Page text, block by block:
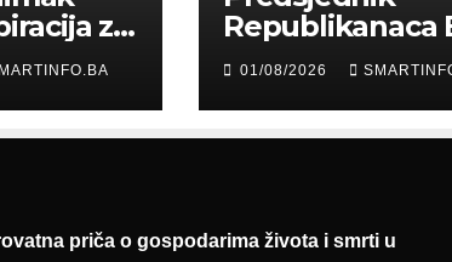
za
kroz
Republikanaca
Edin Garaplija
prisustvovao
prezentaciji
Federalnog
01/08/2026
priča o gospodarima života i smrti u